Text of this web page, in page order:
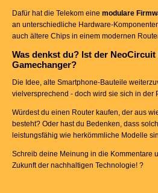
Dafür hat die Telekom eine modulare
an unterschiedliche Hardware-
auch ältere Chips in einem modernen
Was denkst du? Ist der
Gamechanger?
Die Idee, alte Smartphone-Bauteile
vielversprechend - doch wird sie sich in der
Würdest du einen Router kaufen, der aus
besteht? Oder hast du Bedenken, dass
leistungsfähig wie herkömmliche Modelle
Schreib deine Meinung in die Kommentare
Zukunft der nachhaltigen Technologie! ?